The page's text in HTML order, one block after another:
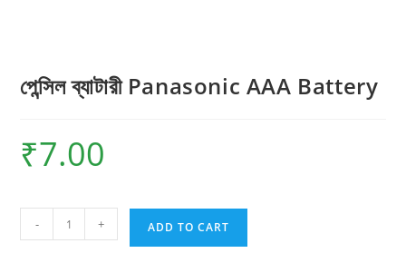
পেন্সিল ব্যাটারী Panasonic AAA Battery
₹7.00
ব্যাটারী
- + ADD TO CART